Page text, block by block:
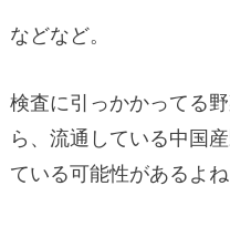
などなど。
検査に引っかかってる
ら、流通している中国
ている可能性があるよね